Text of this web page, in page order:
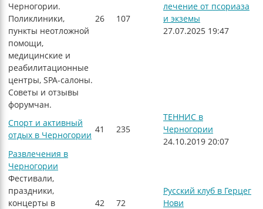
Черногории.
Поликлиники,
пункты неотложной
помощи,
медицинские и
реабилитационные
центры, SPA-салоны.
Советы и отзывы
форумчан.
26 107
лечение от псориаза
и экземы
27.07.2025 19:47
Спорт и активный
отдых в Черногории
41 235
ТЕННИС в
Черногории
24.10.2019 20:07
Развлечения в
Черногории
Фестивали,
праздники,
концерты в
42 72
Русский клуб в Герцег
Нови